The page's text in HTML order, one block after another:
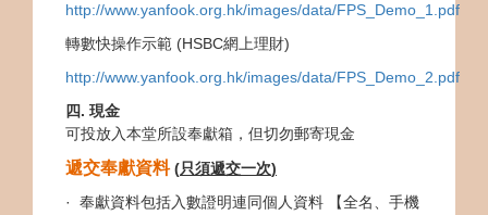
http://www.yanfook.org.hk/images/data/FPS_Demo_1.pdf
轉數快操作示範 (HSBC網上理財)
http://www.yanfook.org.hk/images/data/FPS_Demo_2.pdf
四. 現金
可投放入本堂所設奉獻箱，但切勿郵寄現金
遞交奉獻資料 (只須遞交一次)
· 奉獻資料包括入數證明連同個人資料 【全名、手機